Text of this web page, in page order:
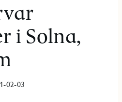
i Solna,
02-03